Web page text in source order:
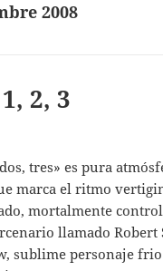
2008
2, 3
tres» es pura
marca el ritmo
mortalmente
llamado Robert
sublime personaje